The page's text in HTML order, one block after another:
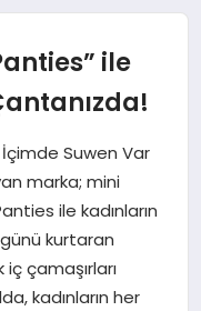
ile
Suwen Var
marka; mini
ile kadınların
kurtaran
çamaşırları
kadınların her